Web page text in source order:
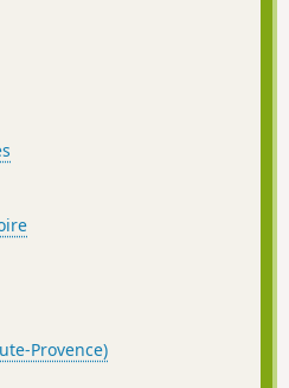
Provence)